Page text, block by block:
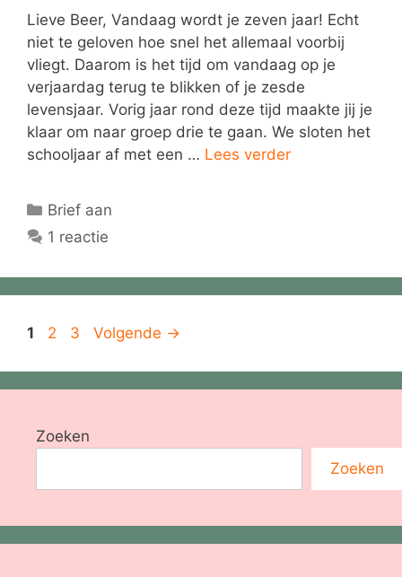
Lieve Beer, Vandaag wordt je zeven jaar! Echt
niet te geloven hoe snel het allemaal voorbij
vliegt. Daarom is het tijd om vandaag op je
verjaardag terug te blikken of je zesde
levensjaar. Vorig jaar rond deze tijd maakte jij je
klaar om naar groep drie te gaan. We sloten het
schooljaar af met een … Lees verder
Categorieën
Brief aan
1 reactie
Pagina
1 Pagina
2 Pagina
3 Volgende →
Zoeken
Zoeken